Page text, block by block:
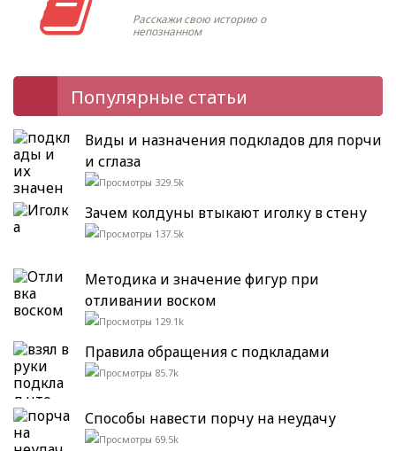
Расскажи свою историю о
непознанном
Популярные статьи
Виды и назначения подкладов для порчи
и сглаза
329.5k
Зачем колдуны втыкают иголку в стену
137.5k
Методика и значение фигур при
отливании воском
129.1k
Правила обращения с подкладами
85.7k
Способы навести порчу на неудачу
69.5k